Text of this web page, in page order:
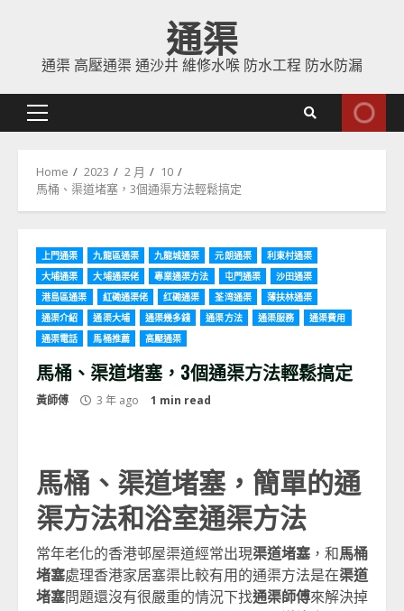
content
通渠
通渠 高壓通渠 通沙井 維修水喉 防水工程 防水防漏
Primary
Home 2023 2 月
10
馬桶、渠道堵塞，3個通渠方法輕鬆搞定
上門通渠 九龍區通渠 九龍城通渠 元朗通渠
利東村通渠
大埔通渠
大埔通渠佬 專業通渠方法 屯門通渠
沙田通渠
港島區通渠
紅磡通渠佬 红磡通渠 荃湾通渠
薄扶林通渠
通渠介紹
通渠大埔 通渠幾多錢 通渠方法 通渠服務
通渠費用
通渠電話
馬桶推薦 高壓通渠
馬桶、渠道堵塞，3個通渠方法輕鬆搞定
黃師傅 3 年 ago 1 min read
馬桶、渠道堵塞，簡單的通
渠方法和浴室通渠方法
常年老化的香港邨屋渠道經常出現渠道堵塞 ，和馬桶
堵塞處理香港家居塞渠比較有用的通渠方法是在渠道
堵塞問題還沒有很嚴重的情況下找通渠師傅來解決掉